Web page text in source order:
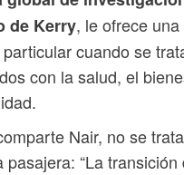
de Kerry, le ofrece
cuando se
con la salud, el
Nair, no se
pasajera: “La transición